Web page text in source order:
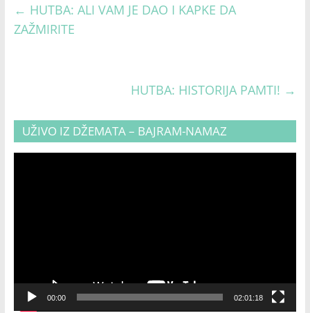
← HUTBA: ALI VAM JE DAO I KAPKE DA
ZAŽMIRITE
HUTBA: HISTORIJA PAMTI! →
UŽIVO IZ DŽEMATA – BAJRAM-NAMAZ
00:00 02:01:18